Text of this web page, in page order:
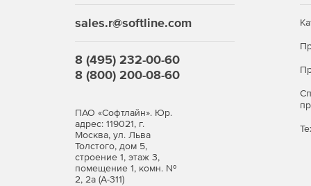
группы, таблицы, библиотечные элементы.
Связь данных чертежа с табличными
часть работы по получению готовых
Передача данных в таблицы возможна для
СПДС (выноски, отметки уровней, штампы и
блоков AutoCAD и параметрические
sales.r@softline.com
8 (495) 232-00-60
8 (800) 200-08-60
ПАО «Софтлайн». Юр.
адрес: 119021, г.
Москва, ул. Льва
Толстого, дом 5,
строение 1, этаж 3,
помещение 1, комн. №
2, 2а (А-311)